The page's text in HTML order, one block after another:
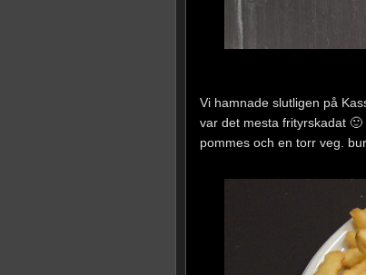
Vi hamnade slutligen på
var det mesta frityrskadat
pommes och en torr veg.